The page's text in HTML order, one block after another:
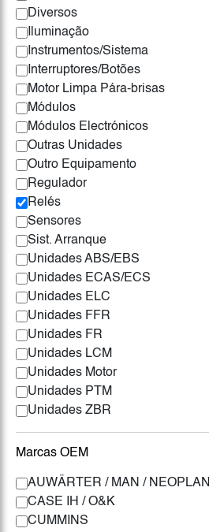
Diversos
Iluminação
Instrumentos/Sistema
Interruptores/Botões
Motor Limpa Pára-brisas
Módulos
Módulos Electrónicos
Outras Unidades
Outro Equipamento
Regulador
Relés
Sensores
Sist. Arranque
Unidades ABS/EBS
Unidades ECAS/ECS
Unidades ELC
Unidades FFR
Unidades FR
Unidades LCM
Unidades Motor
Unidades PTM
Unidades ZBR
Marcas OEM
AUWÄRTER / MAN / NEOPLAN
CASE IH / O&K
CUMMINS